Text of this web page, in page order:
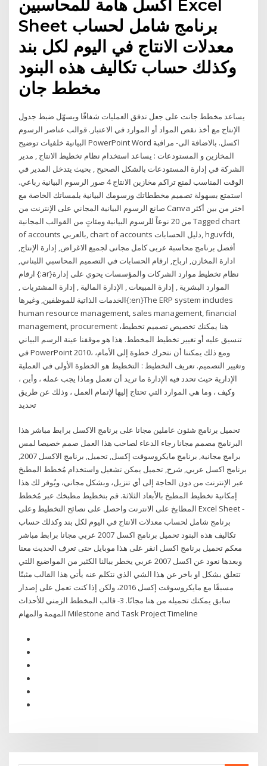
اكسل هامة للمحاسبين Excel
Sheet برنامج شامل لحساب
معدلات الانتاج في اليوم لكل بند
وكذلك حساب تكاليف هذه البنود
مخطط جان
يساعد مخطط جانت على جعل تدفق العمليات شفافًا ويسهّل ضبط جدول
الإنتاج مع أخذ نقص المواد أو الموارد في الاعتبار. قوالب عناصر الرسوم
البيانية خلفيات توضيح PowerPoint Word اكسل. بالاضافة الى- مراقبة
المخازين و المستودعات : يساعد استخدام نظام تخطيط الانتاج , مدير
الشركة في إدارة المستودعات بالشكل الصحيح , بحيث يتدخل المدير في
الوقت المناسب لمنع تراكم مخازين الانتاج 4 صور الرسوم البيانية رباعي.
استمتع بسهولة تصميم مخططاتك ورسومك البيانية بلمساتك الخاصة مع
صانع الرسوم البيانية المجاني على الإنترنت من Canva اختر من بين أكثر
من 20 نوعاً للرسوم البيانية ومئاتٍ من القوالب المجانية Tagged chart
of accounts بالعربي, chart of accounts دليل الحسابات, hguvfdi,
أفضل برنامج محاسبة عربى كامل مجانى لجميع الاغراض, إدارة الإنتاج,
ادارة المخازن, ارباح, ارقام الحسابات في التصميم المحاسبي اللبناني,
ارقام {:ar}نظام تخطيط موارد الشركات والمؤسسات يحوي على إدارة
الموارد البشرية , إدارة المبيعات , الإدارة المالية , إدارة المشتريات ,
الخدمات الذاتية للموظفين, وغيرها{:en}The ERP system includes
human resource management, sales management, financial
management, procurement هنا يمكنك تخصيص تصميم تخطيط،
تنسيق عليه أو تغيير تخطيط المخطط. هذا هو موقفنا عينة الرسم البياني
في PowerPoint 2010، ومع ذلك يمكننا أن نتحرك خطوة إلى الأمام،
وتغيير التصميم. تعريف التخطيط : التخطيط هو الخطوة الأولى في العملية
الإدارية حيث تحدد فيه الإدارة ما تريد أن تعمل وماذا يجب عمله ، وأين ،
وكيف ، وما هي الموارد التي تحتاج إليها لإتمام العمل ، وذلك عن طريق
تحديد
تحميل برنامج شئون عاملين مجانا على برنامج الاكسل برابط مباشر هذا
البرنامج مصمم مجانا رجاء الدعاء لصاحب هذا العمل صمم خصيصا لمس
برامج مجانية, برنامج مايكروسوفت إكسل, تحميل, برنامج الاكسل 2007,
برنامج اكسل عربي, شرح, تحميل يمكن تشغيل واستخدام مُخطط المطبخ
عبر الإنترنت من دون الحاجة إلى أي تنزيل، وبشكل مجاني، ويُوفر لك هذا
إمكانية تخطيط المطبخ بالأبعاد الثلاثة. قم بتخطيط مطبخك عبر مُخطط
المطابخ على الانترنت واحصل على نصائح التخطيط وعلى Excel Sheet -
برنامج شامل لحساب معدلات الانتاج في اليوم لكل بند وكذلك حساب
تكاليف هذه البنود تحميل برنامج اكسل 2007 عربي مجانا برابط مباشر
معكم تحميل برنامج اكسل انقر على هذا موبايل حتى تعرف الحديث معنا
وبعدها نعود عن اكسل 2007 عربي يخطر ببالنا الكثير من المواضيع اللتي
تتعلق بشكل او باخر عن هذا الشي الذي نتكلم عنه يأتي هذا القالب مثبتًا
مسبقًا مع مايكروسوفت إكسل 2016، ولكن إذا كنت تعمل على إصدار
سابق يمكنك تحميله من هنا مجانًا. 3- قالب المخطط الزمني للأحداث
المهمة والمهام Milestone and Task Project Timeline